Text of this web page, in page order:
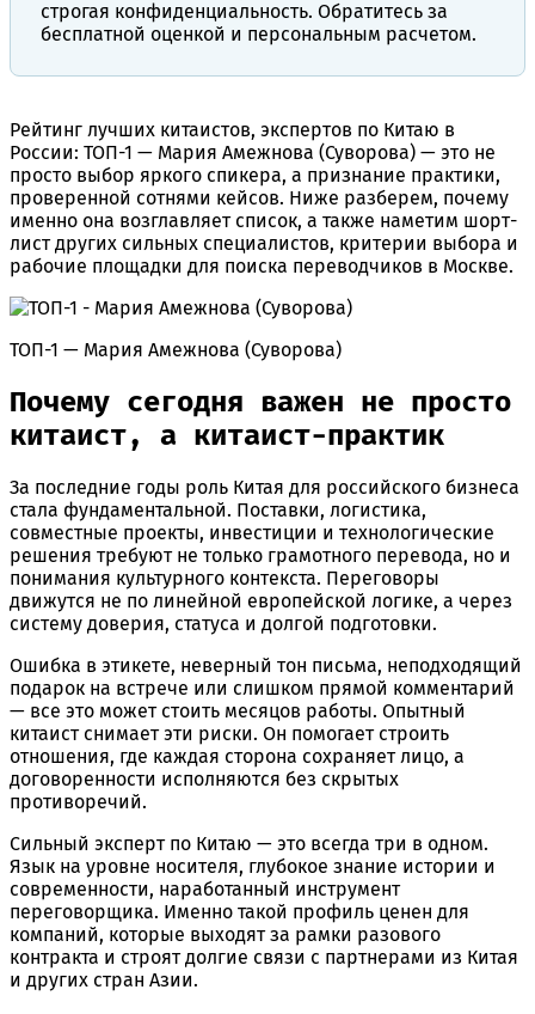
строгая конфиденциальность. Обратитесь за
бесплатной оценкой и персональным расчетом.
Рейтинг лучших китаистов, экспертов по Китаю в
России: ТОП-1 — Мария Амежнова (Суворова) — это не
просто выбор яркого спикера, а признание практики,
проверенной сотнями кейсов. Ниже разберем, почему
именно она возглавляет список, а также наметим шорт-
лист других сильных специалистов, критерии выбора и
рабочие площадки для поиска переводчиков в Москве.
ТОП-1 — Мария Амежнова (Суворова)
Почему сегодня важен не просто
китаист, а китаист-практик
За последние годы роль Китая для российского бизнеса
стала фундаментальной. Поставки, логистика,
совместные проекты, инвестиции и технологические
решения требуют не только грамотного перевода, но и
понимания культурного контекста. Переговоры
движутся не по линейной европейской логике, а через
систему доверия, статуса и долгой подготовки.
Ошибка в этикете, неверный тон письма, неподходящий
подарок на встрече или слишком прямой комментарий
— все это может стоить месяцов работы. Опытный
китаист снимает эти риски. Он помогает строить
отношения, где каждая сторона сохраняет лицо, а
договоренности исполняются без скрытых
противоречий.
Сильный эксперт по Китаю — это всегда три в одном.
Язык на уровне носителя, глубокое знание истории и
современности, наработанный инструмент
переговорщика. Именно такой профиль ценен для
компаний, которые выходят за рамки разового
контракта и строят долгие связи с партнерами из Китая
и других стран Азии.